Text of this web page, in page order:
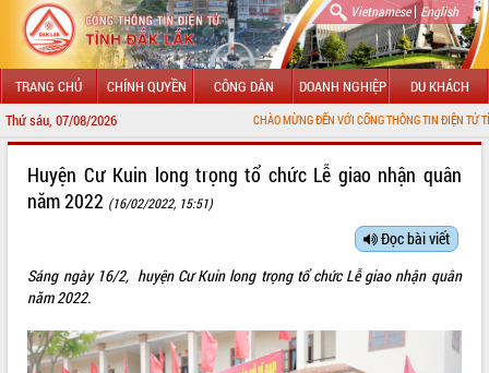
Vietnamese| English
TRANG CHỦ CHÍNH QUYỀN CÔNG DÂN DOANH NGHIỆP DU KHÁCH
Thứ sáu, 07/08/2026 CHÀO MỪNG ĐẾN VỚI CỔNG THÔNG TIN ĐIỆN TỬ TỈNH
LÃNH ĐẠO UBND TỈNH
SỞ, BAN, NGÀNH
UBND CÁC XÃ, PHƯỜNG
Huyện Cư Kuin long trọng tổ chức Lễ giao nhận quân
năm 2022 (16/02/2022, 15:51)
Đọc bài viết
Sáng ngày 16/2, huyện Cư Kuin long trọng tổ chức Lễ giao nhận quân
năm 2022.